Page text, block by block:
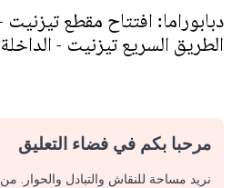
دبابوراما: افتتاح مقطع
الطريق السريع تيزنيت - الداخلة
مرحبا بكم في فضاء التعليق
نريد مساحة للنقاش والتبادل والحوار.